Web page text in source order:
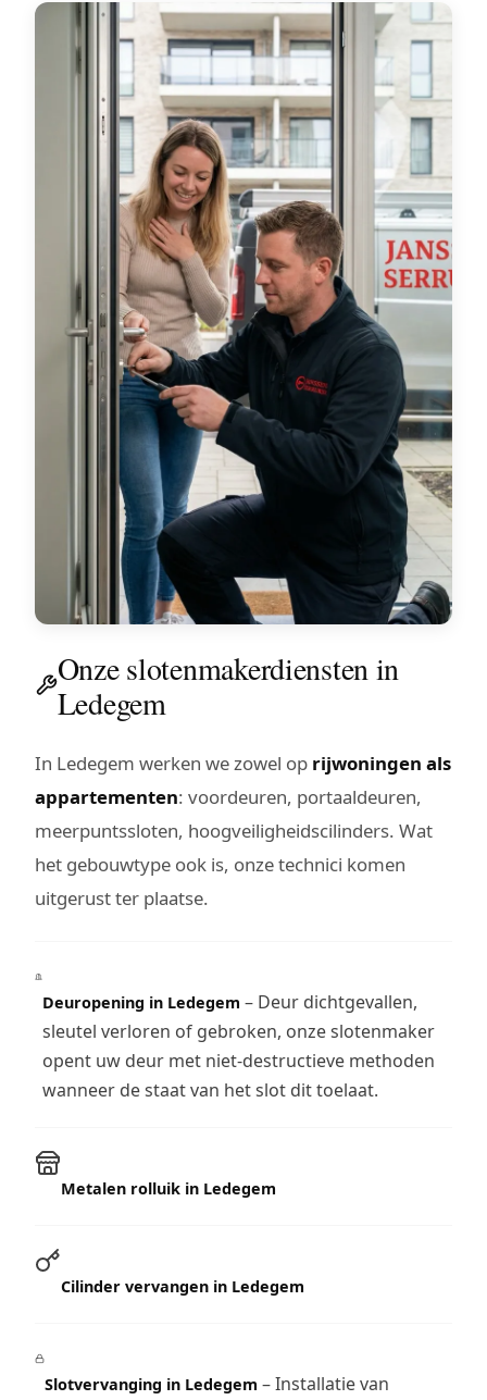
Onze slotenmakerdiensten in
Ledegem
In Ledegem werken we zowel op rijwoningen als
appartementen: voordeuren, portaaldeuren,
meerpuntssloten, hoogveiligheidscilinders. Wat
het gebouwtype ook is, onze technici komen
uitgerust ter plaatse.
Deuropening in Ledegem – Deur dichtgevallen,
sleutel verloren of gebroken, onze slotenmaker
opent uw deur met niet-destructieve methoden
wanneer de staat van het slot dit toelaat.
Metalen rolluik in Ledegem
Cilinder vervangen in Ledegem
Slotvervanging in Ledegem – Installatie van